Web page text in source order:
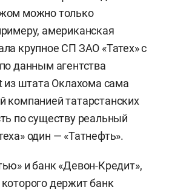
можно только
американская
крупное СП ЗАО «Татех» с
данным агентства
из штата Оклахома сама
компанией татарстанских
по существу реальный
один — «Татнефть».
и банк «Девон-Кредит»,
держит банк